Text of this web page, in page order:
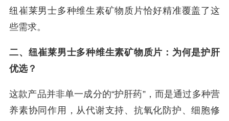
纽崔莱男士多种维生素矿物质片恰好精准覆盖了这
些需求。
二、纽崔莱男士多种维生素矿物质片：为何是护肝
优选？
这款产品并非单一成分的“护肝药”，而是通过多种营
养素协同作用，从代谢支持、抗氧化防护、细胞修